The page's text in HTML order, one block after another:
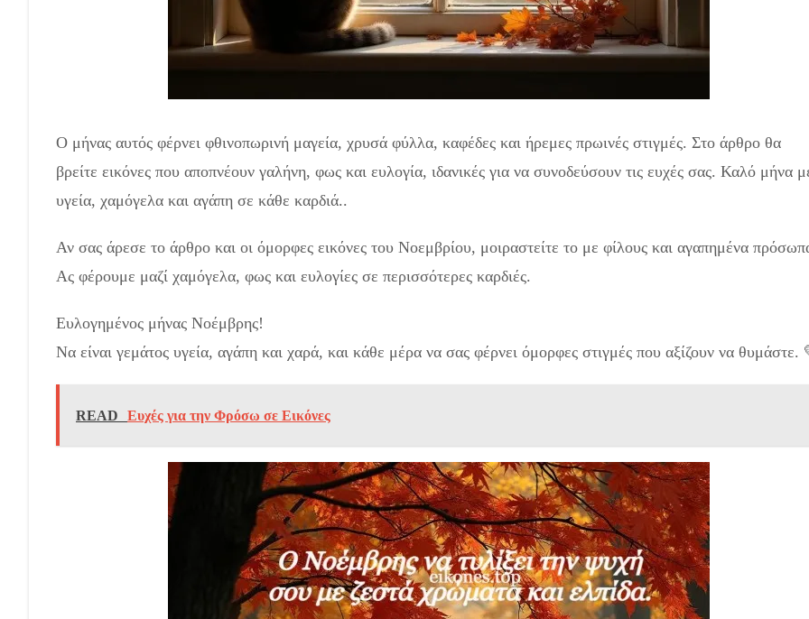
Ο μήνας αυτός φέρνει φθινοπωρινή μαγεία, χρυσά φύλλα, καφέδες και ήρεμες πρωινές στιγμές. Στο άρθρο θα
βρείτε εικόνες που αποπνέουν γαλήνη, φως και ευλογία, ιδανικές για να συνοδεύσουν τις ευχές σας. Καλό μήνα
υγεία, χαμόγελα και αγάπη σε κάθε καρδιά..
Αν σας άρεσε το άρθρο και οι όμορφες εικόνες του Νοεμβρίου, μοιραστείτε το με φίλους και αγαπημένα
Ας φέρουμε μαζί χαμόγελα, φως και ευλογίες σε περισσότερες καρδιές.
Ευλογημένος μήνας Νοέμβρης!
Να είναι γεμάτος υγεία, αγάπη και χαρά, και κάθε μέρα να σας φέρνει όμορφες στιγμές που αξίζουν να θυμάστε.
READ Ευχές για την Φρόσω σε Εικόνες